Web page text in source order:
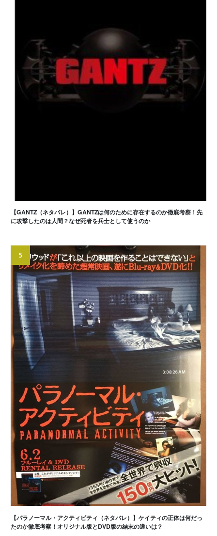
【GANTZ（ネタバレ）】GANTZは何のために存在するのか徹底考察！先
に攻撃したのは人間？なぜ死者を兵士として使うのか
5
【パラノーマル・アクティビティ（ネタバレ）】ケイティの正体は何だっ
たのか徹底考察！オリジナル版とDVD版の結末の違いは？